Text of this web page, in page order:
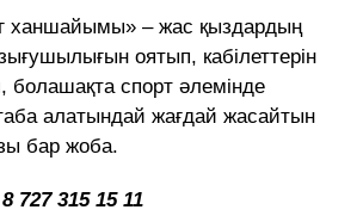
ханшайымы» – жас қыздардың
оятып, кабілеттерін
болашақта спорт әлемінде
алатындай жағдай жасайтын
бар жоба.
315 15 11